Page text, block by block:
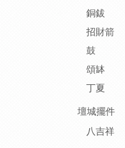
銅鈸
招財箭
鼓
頌缽
丁夏
壇城擺件
八吉祥